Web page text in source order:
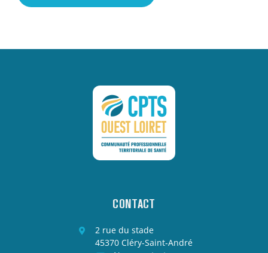
CONTACT
2 rue du stade
45370 Cléry-Saint-André